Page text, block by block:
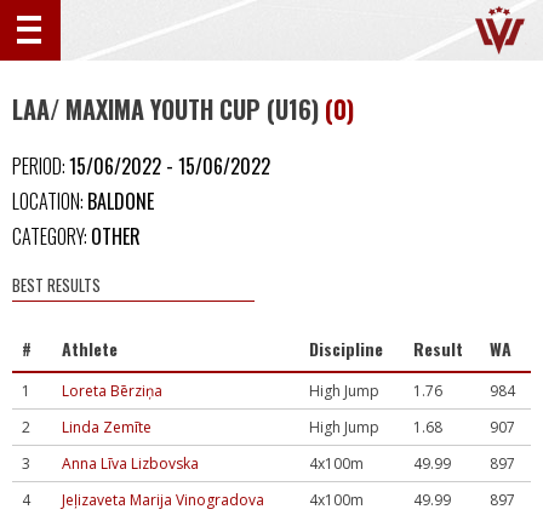
LAA/ MAXIMA YOUTH CUP (U16) (0)
PERIOD:15/06/2022 - 15/06/2022
LOCATION: BALDONE
CATEGORY: OTHER
BEST RESULTS
# Athlete Discipline Result WA
1 Loreta Bērziņa High Jump 1.76
984
2
Linda Zemīte High Jump 1.68
907
3
Anna Līva Lizbovska 4x100m 49.99
897
4
Jeļizaveta Marija Vinogradova 4x100m 49.99
897